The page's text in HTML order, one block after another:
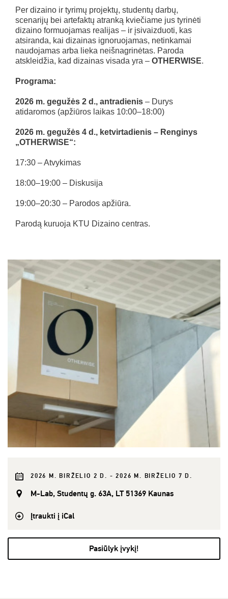
Per dizaino ir tyrimų projektų, studentų darbų,
scenarijų bei artefaktų atranką kviečiame jus tyrinėti
dizaino formuojamas realijas – ir įsivaizduoti, kas
atsiranda, kai dizainas ignoruojamas, netinkamai
naudojamas arba lieka neišnagrinėtas. Paroda
atskleidžia, kad dizainas visada yra – OTHERWISE.
Programa:
2026 m. gegužės 2 d., antradienis – Durys
atidaromos (apžiūros laikas 10:00–18:00)
2026 m. gegužės 4 d., ketvirtadienis – Renginys
„OTHERWISE“:
17:30 – Atvykimas
18:00–19:00 – Diskusija
19:00–20:30 – Parodos apžiūra.
Parodą kuruoja KTU Dizaino centras.
2026 M. BIRŽELIO 2 D. - 2026 M. BIRŽELIO 7 D.
M-Lab, Studentų g. 63A, LT 51369 Kaunas
Įtraukti į iCal
Pasiūlyk įvykį!